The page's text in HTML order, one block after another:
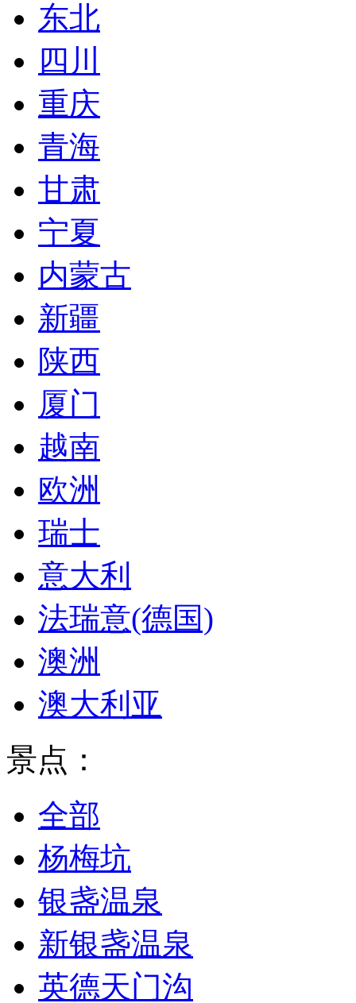
东北
四川
重庆
青海
甘肃
宁夏
内蒙古
新疆
陕西
厦门
越南
欧洲
瑞士
意大利
法瑞意(德国)
澳洲
澳大利亚
景点：
全部
杨梅坑
银盏温泉
新银盏温泉
英德天门沟